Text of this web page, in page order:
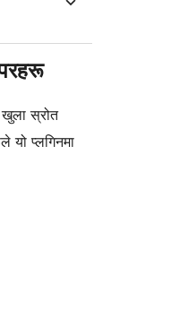
स्रोत
यो प्लगिनमा